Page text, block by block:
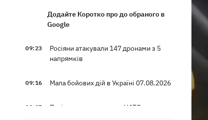
Додайте Коротко про до обраного в
Google
09:23
Росіяни атакували 147 дронами з 5
напрямків
09:16 Мапа бойових дій в Україні 07.08.2026
09:07
Путін може напасти на НАТО до